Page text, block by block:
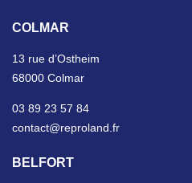
COLMAR
13 rue d’Ostheim
68000 Colmar
03 89 23 57 84
contact@reproland.fr
BELFORT